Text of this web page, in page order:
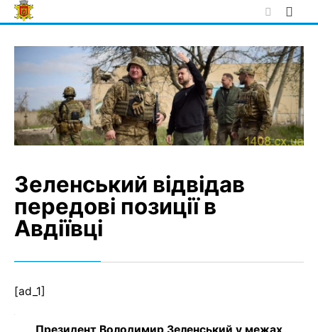
Skip
to
Зеленський відвідав
передові позиції в
Авдіївці
[ad_1]
Президент Володимир Зеленський у межах